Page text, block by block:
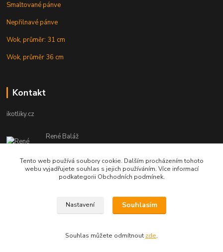
Smaltované pánve
Nepřilnavé pánve
Wok, průměr: 31 cm
Wok, průměr 36 cm
Kontakt
ikotliky.cz
René Baláž
Eshop: +421 902 212 007
od 8:00 - do 16:00 hod
info@ikotliky.cz
Copyright © 2014-2020 IKOTLIKY.CZ, všetky práva vyhradené..
Tento web používá soubory cookie. Dalším procházením tohoto
webu vyjadřujete souhlas s jejich používáním. Více informací
podkategorii Obchodních podmínek.
Nastavení Souhlasím
Souhlas můžete odmítnout zde.